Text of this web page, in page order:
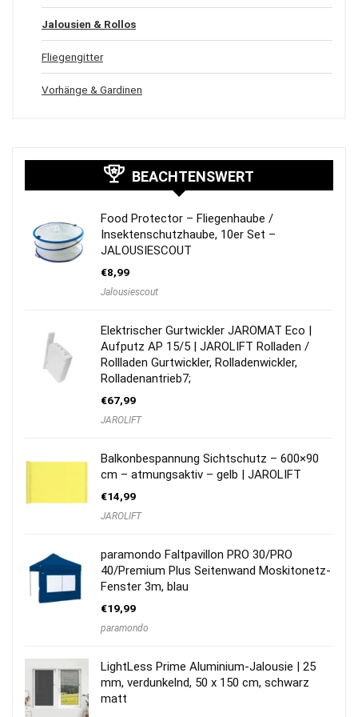
Jalousien & Rollos
Fliegengitter
Vorhänge & Gardinen
BEACHTENSWERT
Food Protector – Fliegenhaube /
Insektenschutzhaube, 10er Set –
JALOUSIESCOUT
€8,99
Jalousiescout
Elektrischer Gurtwickler JAROMAT Eco |
Aufputz AP 15/5 | JAROLIFT Rolladen /
Rollladen Gurtwickler, Rolladenwickler,
Rolladenantrieb7;
€67,99
JAROLIFT
Balkonbespannung Sichtschutz – 600×90
cm – atmungsaktiv – gelb | JAROLIFT
€14,99
JAROLIFT
paramondo Faltpavillon PRO 30/PRO
40/Premium Plus Seitenwand Moskitonetz-
Fenster 3m, blau
€19,99
paramondo
LightLess Prime Aluminium-Jalousie | 25
mm, verdunkelnd, 50 x 150 cm, schwarz
matt